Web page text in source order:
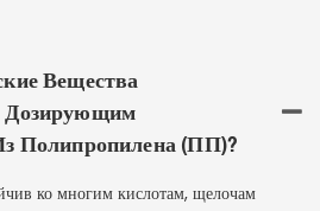
Вещества
Дозирующим
Полипропилена (ПП)?
ко многим кислотам, щелочам